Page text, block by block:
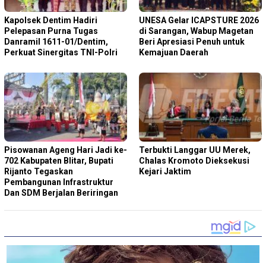
Kapolsek Dentim Hadiri
Pelepasan Purna Tugas
Danramil 1611-01/Dentim,
Perkuat Sinergitas TNI-Polri
‎UNESA Gelar ICAPSTURE 2026
di Sarangan, Wabup Magetan
Beri Apresiasi Penuh untuk
Kemajuan Daerah
Pisowanan Ageng Hari Jadi ke-
702 Kabupaten Blitar, Bupati
Rijanto Tegaskan
Pembangunan Infrastruktur
Dan SDM Berjalan Beriringan
Terbukti Langgar UU Merek,
Chalas Kromoto Dieksekusi
Kejari Jaktim